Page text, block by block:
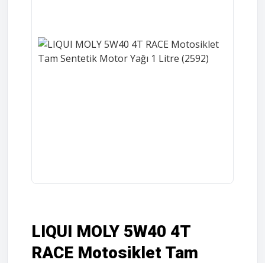
LIQUI MOLY 5W40 4T
RACE Motosiklet Tam